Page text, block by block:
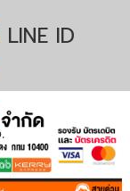
LINE ID